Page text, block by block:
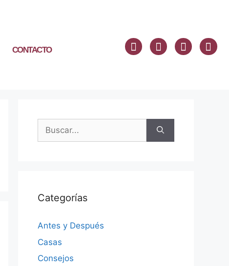
CONTACTO
Categorías
Antes y Después
Casas
Consejos